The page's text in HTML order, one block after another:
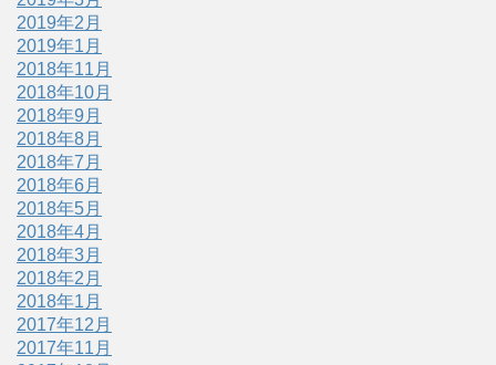
2019年2月
2019年1月
2018年11月
2018年10月
2018年9月
2018年8月
2018年7月
2018年6月
2018年5月
2018年4月
2018年3月
2018年2月
2018年1月
2017年12月
2017年11月